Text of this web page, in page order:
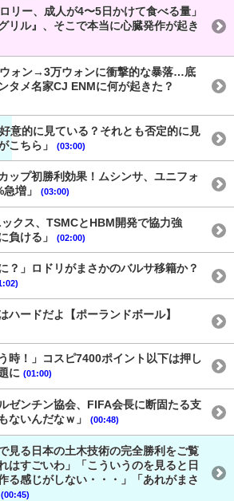
リー、成人が4〜5日かけて食べる量」
リル』、そこで本当に心臓発作が起き
ォン→3万ウォンに衝撃的な暴落…底
タメ名家CJ ENMに何が起きた？
意的に見ている？それとも否定的に見
こちら」
(03:00)
ップ初勝利効果！ムシンサ、ユニフォ
増」
(03:00)
クス、TSMCとHBM開発で協力強
負ける」
(02:00)
？」ロドリがまさかのバルサ移籍か？
ハードだよ【ポーランドボール】
時！」コスピ7400ポイント以下は押し
に (01:00)
ゼンチン協会、FIFA会長に断固たる支
ないんだなｗ」
(00:48)
見る日本の土木技術の完全勝利をご覧
はすごいわ」「こういうのを見ると日
る感じがしない・・・」「あれがまさ
(00:45)